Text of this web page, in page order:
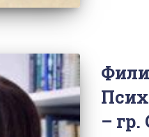
– гр.